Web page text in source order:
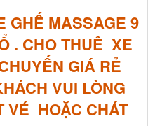
GHẾ MASSAGE 9
. CHO THUÊ XE
GIÁ RẺ
VUI LÒNG
VÉ HOẶC CHÁT